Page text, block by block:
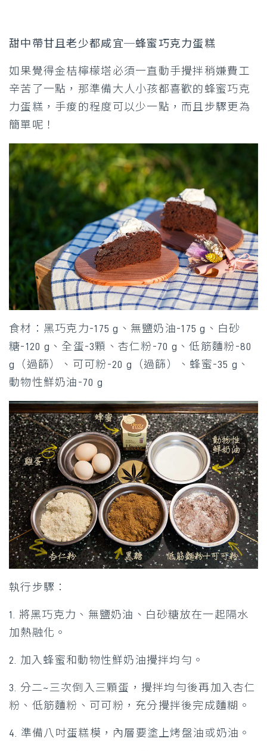
甜中帶甘且老少都咸宜─蜂蜜巧克力蛋糕
如果覺得金桔檸檬塔必須一直動手攪拌稍嫌費工
辛苦了一點，那準備大人小孩都喜歡的蜂蜜巧克
力蛋糕，手痠的程度可以少一點，而且步驟更為
簡單呢！
食材：黑巧克力-175 g、無鹽奶油-175 g、白砂
糖-120 g、全蛋-3顆、杏仁粉-70 g、低筋麵粉-80
g（過篩）、可可粉-20 g（過篩）、蜂蜜-35 g、
動物性鮮奶油-70 g
執行步驟：
1. 將黑巧克力、無鹽奶油、白砂糖放在一起隔水
加熱融化。
2. 加入蜂蜜和動物性鮮奶油攪拌均勻。
3. 分二~三次倒入三顆蛋，攪拌均勻後再加入杏仁
粉、低筋麵粉、可可粉，充分攪拌後完成麵糊。
4. 準備八吋蛋糕模，內層要塗上烤盤油或奶油。